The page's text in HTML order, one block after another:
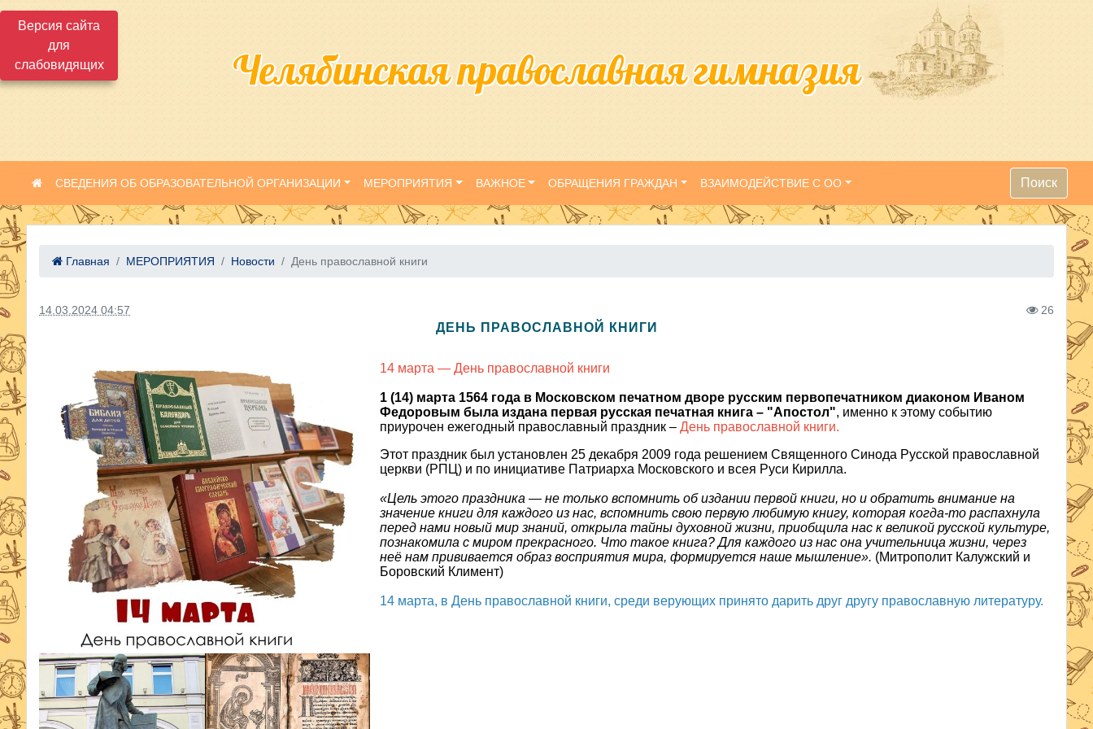
Версия сайта
для
слабовидящих
Челябинская православная гимназия
СВЕДЕНИЯ ОБ ОБРАЗОВАТЕЛЬНОЙ ОРГАНИЗАЦИИ МЕРОПРИЯТИЯ ВАЖНОЕ ОБРАЩЕНИЯ ГРАЖДАН ВЗАИМОДЕЙСТВИЕ С ОО Поиск
Главная МЕРОПРИЯТИЯ Новости День православной книги
14.03.2024 04:57 26
ДЕНЬ ПРАВОСЛАВНОЙ КНИГИ
14 марта — День православной книги
1 (14) марта 1564 года в Московском печатном дворе русским первопечатником диаконом Иваном
Федоровым была издана первая русская печатная книга – "Апостол", именно к этому событию
приурочен ежегодный православный праздник – День православной книги.
Этот праздник был установлен 25 декабря 2009 года решением Священного Синода Русской православной
церкви (РПЦ) и по инициативе Патриарха Московского и всея Руси Кирилла.
«Цель этого праздника — не только вспомнить об издании первой книги, но и обратить внимание на
значение книги для каждого из нас, вспомнить свою первую любимую книгу, которая когда-то распахнула
перед нами новый мир знаний, открыла тайны духовной жизни, приобщила нас к великой русской культуре,
познакомила с миром прекрасного. Что такое книга? Для каждого из нас она учительница жизни, через
неё нам прививается образ восприятия мира, формируется наше мышление». (Митрополит Калужский и
Боровский Климент)
14 марта, в День православной книги, среди верующих принято дарить друг другу православную литературу.